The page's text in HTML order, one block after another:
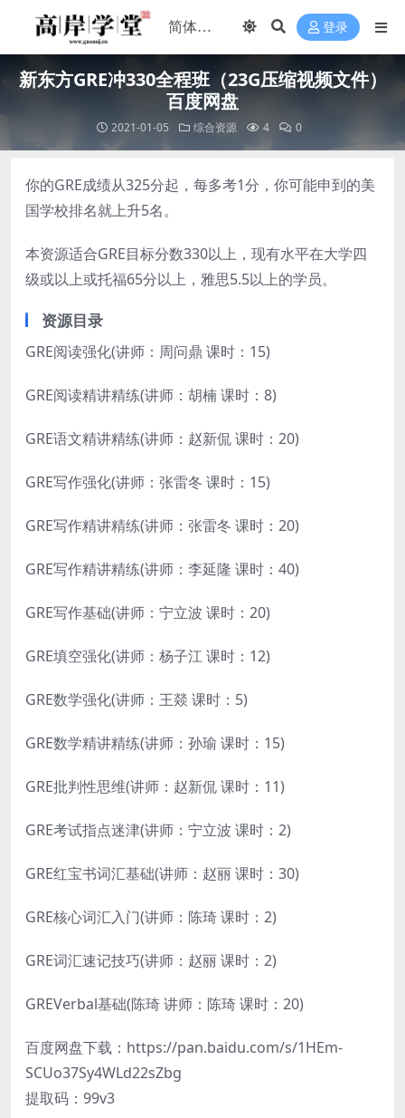
登录
新东方GRE冲330全程班（23G压缩视频文件）
百度网盘
2021-01-05 综合资源 4 0
你的GRE成绩从325分起，每多考1分，你可能申到的美
国学校排名就上升5名。
本资源适合GRE目标分数330以上，现有水平在大学四
级或以上或托福65分以上，雅思5.5以上的学员。
资源目录
GRE阅读强化(讲师：周问鼎 课时：15)
GRE阅读精讲精练(讲师：胡楠 课时：8)
GRE语文精讲精练(讲师：赵新侃 课时：20)
GRE写作强化(讲师：张雷冬 课时：15)
GRE写作精讲精练(讲师：张雷冬 课时：20)
GRE写作精讲精练(讲师：李延隆 课时：40)
GRE写作基础(讲师：宁立波 课时：20)
GRE填空强化(讲师：杨子江 课时：12)
GRE数学强化(讲师：王燚 课时：5)
GRE数学精讲精练(讲师：孙瑜 课时：15)
GRE批判性思维(讲师：赵新侃 课时：11)
GRE考试指点迷津(讲师：宁立波 课时：2)
GRE红宝书词汇基础(讲师：赵丽 课时：30)
GRE核心词汇入门(讲师：陈琦 课时：2)
GRE词汇速记技巧(讲师：赵丽 课时：2)
GREVerbal基础(陈琦 讲师：陈琦 课时：20)
百度网盘下载：https://pan.baidu.com/s/1HEm-
SCUo37Sy4WLd22sZbg
提取码：99v3